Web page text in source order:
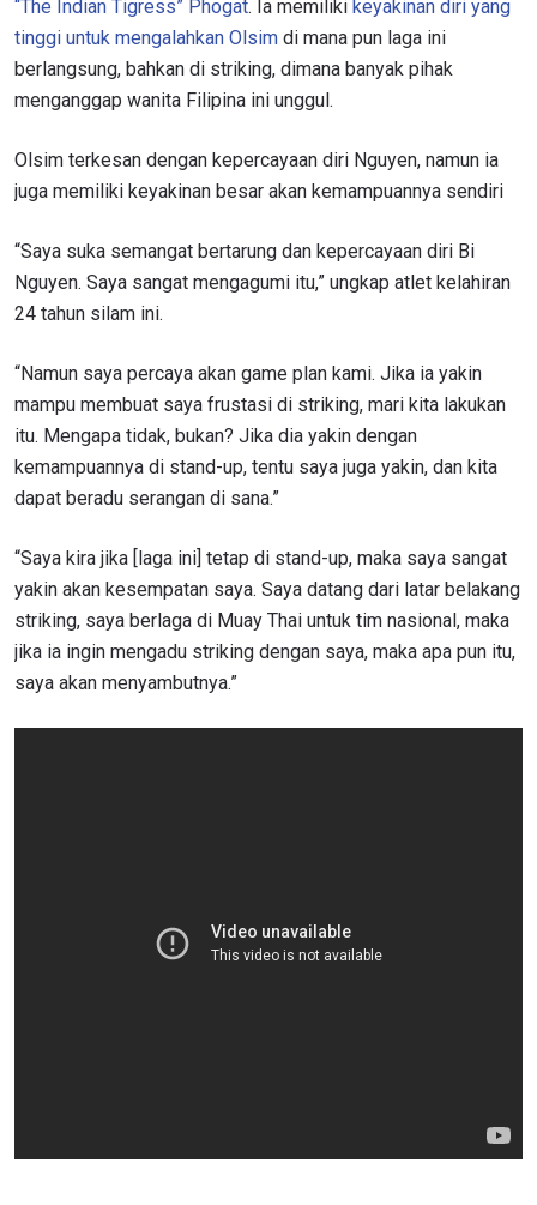
“The Indian Tigress” Phogat. Ia memiliki keyakinan diri yang
tinggi untuk mengalahkan Olsim di mana pun laga ini
berlangsung, bahkan di striking, dimana banyak pihak
menganggap wanita Filipina ini unggul.
Olsim terkesan dengan kepercayaan diri Nguyen, namun ia
juga memiliki keyakinan besar akan kemampuannya sendiri
“Saya suka semangat bertarung dan kepercayaan diri Bi
Nguyen. Saya sangat mengagumi itu,” ungkap atlet kelahiran
24 tahun silam ini.
“Namun saya percaya akan game plan kami. Jika ia yakin
mampu membuat saya frustasi di striking, mari kita lakukan
itu. Mengapa tidak, bukan? Jika dia yakin dengan
kemampuannya di stand-up, tentu saya juga yakin, dan kita
dapat beradu serangan di sana.”
“Saya kira jika [laga ini] tetap di stand-up, maka saya sangat
yakin akan kesempatan saya. Saya datang dari latar belakang
striking, saya berlaga di Muay Thai untuk tim nasional, maka
jika ia ingin mengadu striking dengan saya, maka apa pun itu,
saya akan menyambutnya.”